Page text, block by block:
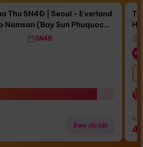
Thu 5N4Đ | Seoul - Everland
Namsan (Bay Sun Phuquoc
5N4Đ
Xem chi tiết